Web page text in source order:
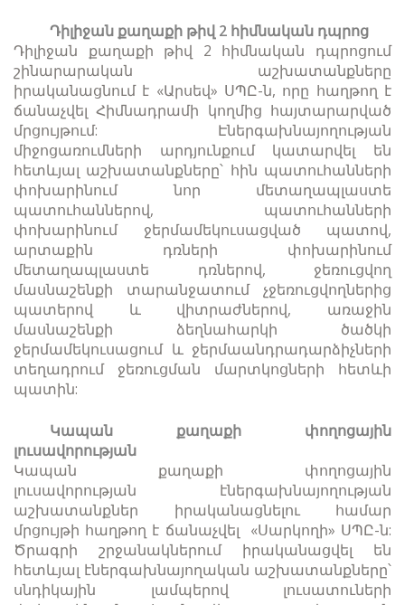
Դիլիջան քաղաքի թիվ 2 հիմնական դպրոց
Դիլիջան քաղաքի թիվ 2 հիմնական դպրոցում
շինարարական աշխատանքները
իրականացնում է «Արսեվ» ՍՊԸ-ն, որը հաղթող է
ճանաչվել Հիմնադրամի կողմից հայտարարված
մրցույթում: Էներգախնայողության
միջոցառումների արդյունքում կատարվել են
հետևյալ աշխատանքները՝ հին պատուհանների
փոխարինում նոր մետաղապլաստե
պատուհաններով, պատուհանների
փոխարինում ջերմամեկուսացված պատով,
արտաքին դռների փոխարինում
մետաղապլաստե դռներով, ջեռուցվող
մասնաշենքի տարանջատում չջեռուցվողներից
պատերով և վիտրաժներով, առաջին
մասնաշենքի ձեղնահարկի ծածկի
ջերմամեկուսացում և ջերմաանդրադարձիչների
տեղադրում ջեռուցման մարտկոցների հետևի
պատին:
Կապան քաղաքի փողոցային
լուսավորության
Կապան քաղաքի փողոցային
լուսավորության
էներգախնայողության
աշխատանքներ իրականացնելու համար
մրցույթի հաղթող է ճանաչվել «Սարկողի» ՍՊԸ-ն:
Ծրագրի շրջանակներում իրականացվել են
հետևյալ էներգախնայողական աշխատանքները՝
սնդիկային լամպերով լուսատուների